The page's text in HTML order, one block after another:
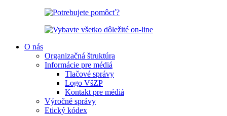
O nás
Organizačná štruktúra
Informácie pre médiá
Tlačové správy
Logo VšZP
Kontakt pre médiá
Výročné správy
Etický kódex